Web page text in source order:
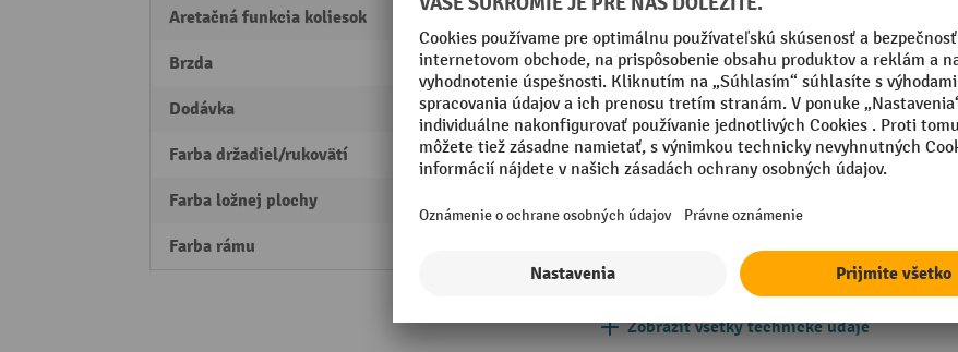
Aretačná funkcia koliesok 2 vodiace kolieska s aretáciami
Brzda Parkovacie brzdy
Dodávka rozložené
Farba držadiel/rukovätí modrá
Farba ložnej plochy
Farba rámu
Povrch rámu
Počet ložných plôch
Počet vodiacich koliesok
Segmentu
Zobraziť všetky technické údaje